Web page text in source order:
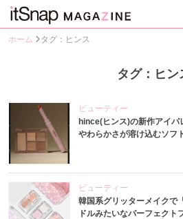
ホーム タグ：ヒンス
タグ：ヒン
ビューティー
hince(ヒンス)の新作アイパ
やわらかさが溶け込むソフ
ビューティー
韓国系グリッターメイク
ドルみたいなパーフェクト